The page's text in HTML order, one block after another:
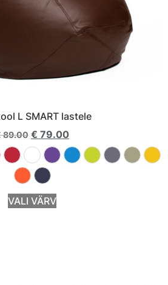
L SMART lastele
89.00 € 79.00
VALI VÄRV